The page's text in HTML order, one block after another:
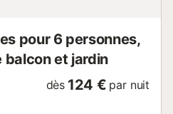
pour 6 personnes,
balcon et jardin
dès 124 € par nuit